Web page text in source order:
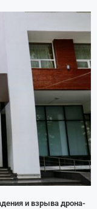
и взрыва дрона-